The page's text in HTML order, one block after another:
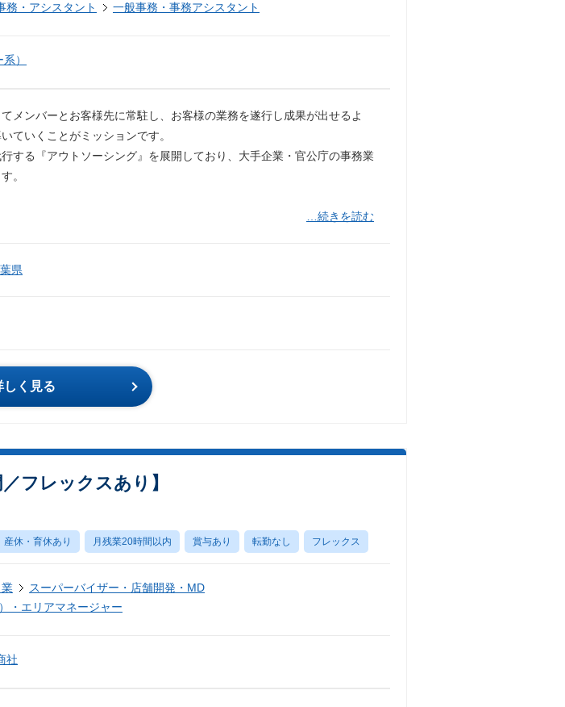
務・アシスタント 一般事務・事務アシスタント
）
メンバーとお客様先に常駐し、お客様の業務を遂行し成果が出せるよ
ていくことがミッションです。
する『アウトソーシング』を展開しており、大手企業・官公庁の事務業
。
…続きを読む
県
しく見る
フレックスあり】
産休・育休あり 月残業20時間以内 賞与あり 転勤なし フレックス
スーパーバイザー・店舗開発・MD
・エリアマネージャー
社